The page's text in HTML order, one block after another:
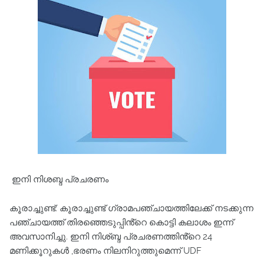
ഇനി നിശബ്ദ പ്രചരണം
കൂരാച്ചുണ്ട്: കൂരാച്ചുണ്ട് ഗ്രാമപഞ്ചായത്തിലേക്ക് നടക്കുന്ന
പഞ്ചായത്ത് തിരഞ്ഞെടുപ്പിൻ്റെ കൊട്ടി കലാശം ഇന്ന്
അവസാനിച്ചു. ഇനി നിശ്ബ്ദ പ്രചരണത്തിൻ്റെ 24
മണിക്കൂറുകൾ ,ഭരണം നിലനിറുത്തുമെന്ന് UDF